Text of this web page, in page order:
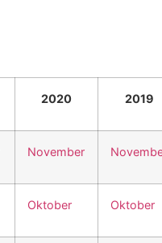
2020 2019
November
Oktober Oktober